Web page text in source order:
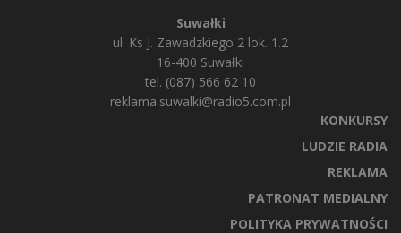
Suwałki
ul. Ks J. Zawadzkiego 2 lok. 1.2
16-400 Suwałki
tel. (087) 566 62 10
reklama.suwalki@radio5.com.pl
KONKURSY
LUDZIE RADIA
REKLAMA
PATRONAT MEDIALNY
POLITYKA PRYWATNOŚCI